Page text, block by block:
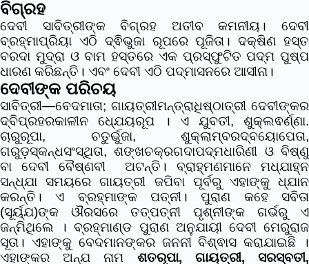
ବିଗ୍ରହ
ଦେବୀ ସାବିତ୍ରୀଙ୍କ ବିଗ୍ରହ ଅତୀବ କମନୀୟ। ଦେବୀ
ବ୍ରହ୍ମାପ୍ରିୟା ଏଠି ଦ୍ଵିଭୁଜା ରୂପରେ ପୂଜିତା। ଦକ୍ଷିଣ ହସ୍ତ
ବରଦା ମୁଦ୍ରା ଓ ବାମ ହସ୍ତରେ ଏକ ପ୍ରସ୍ଫୁଟିତ ପଦ୍ମ ପୁଷ୍ପ
ଧାରଣ କରିଛନ୍ତି। ଏବଂ ଦେବୀ ଏଠି ପଦ୍ମାସନରେ ଆସୀନା।
ଦେବୀଙ୍କ ପରିଚୟ
ସାବିତ୍ରୀ―ବେଦମାତା; ଗାୟତ୍ରୀମନ୍ତ୍ରାଧିଷ୍ଠାତ୍ରୀ ଦେବୀଙ୍କର
ଦ୍ବିପ୍ରହରକାଳୀନ ଧ୍ଯେୟରୂପ । ଏ ଯୁବତୀ, ଶୁକ୍ଲଵର୍ଣ୍ଣା.
ଚାରୁରୂପା, ଚତୁର୍ଭୁଜା, ଶୁକ୍ଲାମ୍ବରଦ୍ବୟୋପେତା,
ଗରୁଡ଼ସ୍କନ୍ଧସଂସ୍ଥିତା, ଶଙ୍ଖଚକ୍ରଗଦାପଦ୍ମଧାରିଣୀ ଓ ବିଷ୍ଣୁ
ବା ଦେବୀ ବୈଷ୍ଣବୀ ଅଟନ୍ତି। ବ୍ରାହ୍ମଣମାନେ ମଧ୍ଯାହ୍ନ
ସନ୍ଧ୍ଯା ସମୟରେ ଗାୟତ୍ରୀ ଜପିବା ପୂର୍ବରୁ ଏହାଙ୍କୁ ଧ୍ଯାନ
କରନ୍ତି। ଏ ବ୍ରହ୍ମାଙ୍କ ପତ୍ନୀ। ପୁରାଣ କହେ ସବିତା
(ସୂର୍ୟ୍ଯ)ଙ୍କ ଔରସରେ ତତ୍ପତ୍ନୀ ପୃଶ୍ନୀଙ୍କ ଗର୍ଭରୁ ଏ
ଜନ୍ମିଥିଲେ । ବ୍ରହ୍ମାଣ୍ଡ ପୁରାଣ ଅନୁଯାୟୀ ଦେବୀ ମେରୁରାଜ
ସୂତା। ଏହାଙ୍କୁ ବେଦମାନଙ୍କର ଜନନୀ ବିଶ୍ଵାସ କରାଯାଇଛି ।
ଏହାଙ୍କର ଅନ୍ଯ ନାମ ଶତରୂପା, ଗାୟତ୍ରୀ, ସରସ୍ବତୀ,